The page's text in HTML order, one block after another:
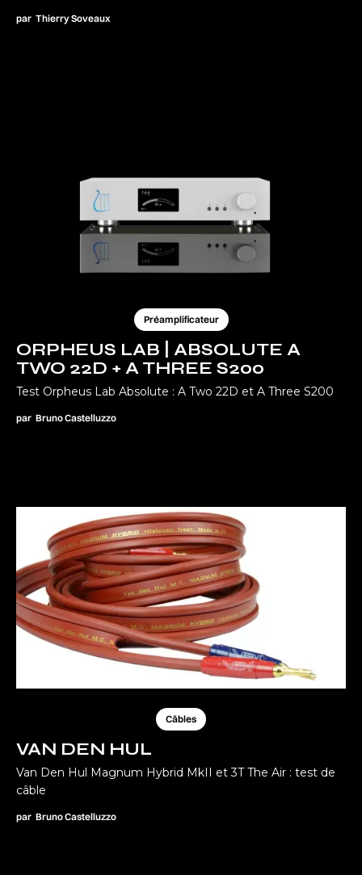
par Thierry Soveaux
Préamplificateur
ORPHEUS LAB | ABSOLUTE A
TWO 22D + A THREE S200
Test Orpheus Lab Absolute : A Two 22D et A Three S200
par Bruno Castelluzzo
Câbles
VAN DEN HUL
Van Den Hul Magnum Hybrid MkII et 3T The Air : test de
câble
par Bruno Castelluzzo